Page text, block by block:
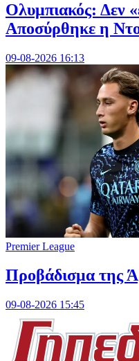
Ολυμπιακός: Δεν
Αποσύρθηκε η
09-08-2026 16:13
Premier League
Προβάδισμα της
09-08-2026 15:45